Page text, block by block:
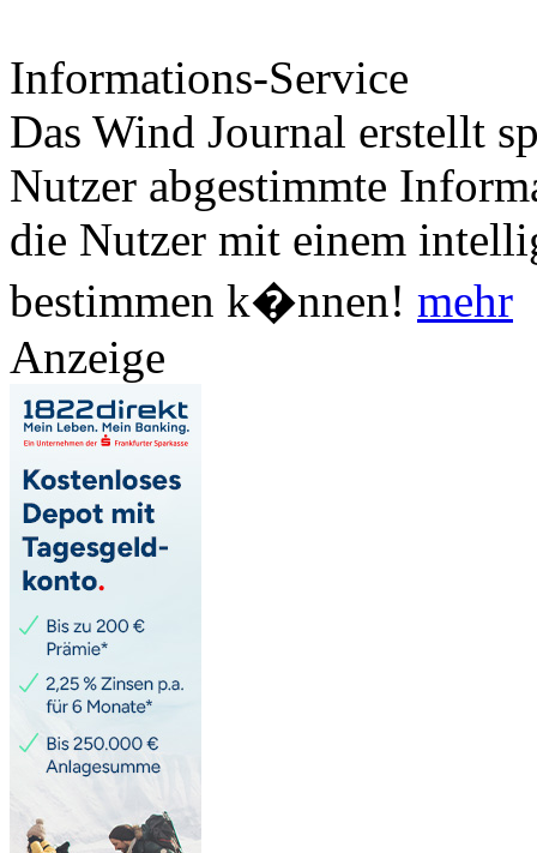
Informations-Service
Das Wind Journal erstellt
Nutzer abgestimmte
die Nutzer mit einem
bestimmen k�nnen! mehr
Anzeige